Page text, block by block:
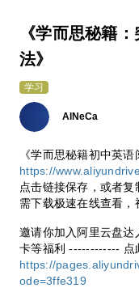
《学而思秘籍
法》
学习
AlNeCa
《学而思秘籍初中英语
https://
点击链接保存，或者
需下载极速在线查看，
邀请你加入阿里云盘
卡等福利 ------------ 点
https://
ode=3ffe319